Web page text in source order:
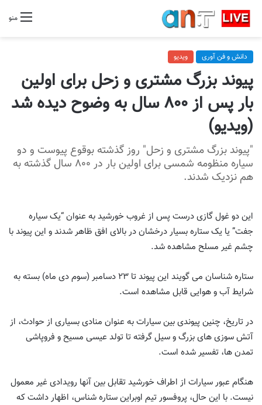
منو
دانش و فن آوری ویدیو
پیوند بزرگ مشتری و زحل برای اولین
بار پس از ۸۰۰ سال به وضوح دیده شد
(ویدیو)
"پیوند بزرگ مشتری و زحل" روز گذشته بوقوع پیوست و دو
سیاره منظومه شمسی برای اولین بار در ۸۰۰ سال گذشته به
هم نزدیک شدند.
این دو غول گازی درست پس از غروب خورشید به عنوان “یک سیاره
جفت” یا یک ستاره بسیار درخشان در بالای افق ظاهر شدند و این پیوند با
چشم غیر مسلح مشاهده شد.
ستاره شناسان می گویند این پیوند تا ۲۳ دسامبر (سوم دی ماه) بسته به
شرایط آب و هوایی قابل مشاهده است.
در تاریخ، چنین پیوندی بین سیارات به عنوان منادی بسیاری از حوادث، از
آتش سوزی های بزرگ و سیل گرفته تا تولد عیسی مسیح و فروپاشی
تمدن ها، تفسیر شده است.
هنگام عبور سیارات از اطراف خورشید تقابل بین آنها رویدادی غیر معمول
نیست. با این حال، پروفسور تیم اوبراین ستاره شناس، اظهار داشت که